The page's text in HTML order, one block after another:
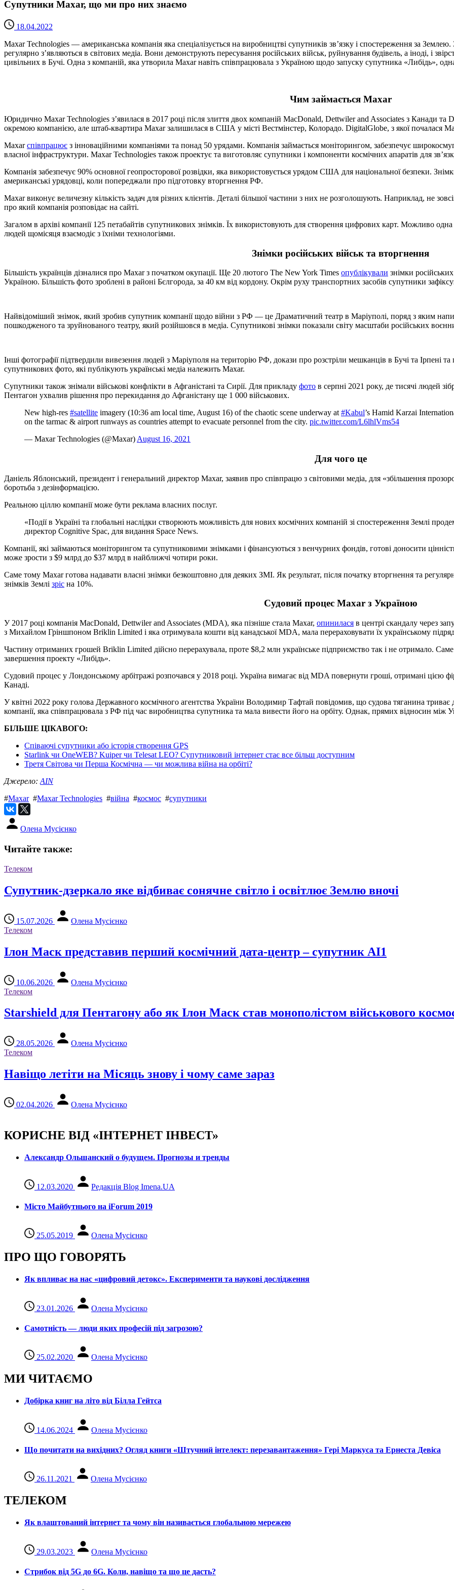
Супутники Maxar, що ми про них знаємо
18.04.2022
Maxar Technologies — американська компанія яка спеціалізується на виробництві супутників зв’язку і спостереження за
регулярно з’являються в світових медіа. Вони демонструють пересування російських військ, руйнування будівель, а іноді, і
цивільних в Бучі. Одна з компаній, яка утворила Maxar навіть співпрацювала з Україною щодо запуску супутника «Либідь»,
Чим займається Maxar
Юридично Maxar Technologies з’явилася в 2017 році після злиття двох компаній MacDonald, Dettwiler and Associates з Канади
окремою компанією, але штаб-квартира Maxar залишилася в США у місті Вестмінстер, Колорадо. DigitalGlobe, з якої почалася
Maxarспівпрацює з інноваційними компаніями та понад 50 урядами. Компанія займається моніторингом, забезпечує
власної інфраструктури. Maxar Technologies також проектує та виготовляє супутники і компоненти космічних апаратів для
Компанія забезпечує 90% основної геопросторової розвідки, яка використовується урядом США для національної безпеки.
американські урядовці, коли попереджали про підготовку вторгнення РФ.
Maxar виконує величезну кількість задач для різних клієнтів. Деталі більшої частини з них не розголошують. Наприклад, не
про який компанія розповідає на сайті.
Загалом в архіві компанії 125 петабайтів супутникових знімків. Їх використовують для створення цифрових карт. Можливо
людей щомісяця взаємодіє з їхніми технологіями.
Знімки російських військ та вторгнення
Більшість українців дізналися про Maxar з початком окупації. Ще 20 лютого The New York Times опублікували знімки
Україною. Більшість фото зроблені в районі Бєлгорода, за 40 км від кордону. Окрім руху транспортних засобів супутники
Найвідоміший знімок, який зробив супутник компанії щодо війни з РФ — це Драматичний театр в Маріуполі, поряд з яким
пошкодженого та зруйнованого театру, який розійшовся в медіа. Супутникові знімки показали світу масштаби російських
Інші фотографії підтвердили вивезення людей з Маріуполя на територію РФ, докази про розстріли мешканців в Бучі та Ірпені
супутникових фото, які публікують українські медіа належить Maxar.
Супутники також знімали військові конфлікти в Афганістані та Сирії. Для прикладу фото в серпні 2021 року, де тисячі людей
Пентагон ухвалив рішення про перекидання до Афганістану ще 1 000 військових.
New high-res #satellite imagery (10:36 am local time, August 16) of the chaotic scene underway at #Kabul’s Hamid Karzai
on the tarmac & airport runways as countries attempt to evacuate personnel from the city. pic.twitter.com/L6lhlVms54
— Maxar Technologies (@Maxar) August 16, 2021
Для чого це
Даніель Яблонський, президент і генеральний директор Maxar, заявив про співпрацю з світовими медіа, для «збільшення
боротьба з дезінформацією.
Реальною ціллю компанії може бути реклама власних послуг.
«Події в Україні та глобальні наслідки створюють можливість для нових космічних компаній зі спостереження Землі
директор Cognitive Spac, для видання Space News.
Компанії, які займаються моніторингом та супутниковими знімками і фінансуються з венчурних фондів, готові доносити
може зрости з $9 млрд до $37 млрд в найближчі чотири роки.
Саме тому Maxar готова надавати власні знімки безкоштовно для деяких ЗМІ. Як результат, після початку вторгнення та
знімків Землі зріс на 10%.
Судовий процес Maxar з Україною
У 2017 році компанія MacDonald, Dettwiler and Associates (MDA), яка пізніше стала Maxar, опинилася в центрі скандалу через
з Михайлом Гріншпоном Briklin Limited і яка отримувала кошти від канадської MDA, мала перераховувати їх українському
Частину отриманих грошей Briklin Limited дійсно перерахувала, проте $8,2 млн українське підприємство так і не отримало. Саме
завершення проекту «Либідь».
Судовий процес у Лондонському арбітражі розпочався у 2018 році. Україна вимагає від MDA повернути гроші, отримані цією
Канаді.
У квітні 2022 року голова Державного космічного агентства України Володимир Тафтай повідомив, що судова тяганина триває
компанії, яка співпрацювала з РФ під час виробництва супутника та мала вивести його на орбіту. Однак, прямих відносин між
БІЛЬШЕ ЦІКАВОГО:
Співаючі супутники або історія створення GPS
Starlink чи OneWEB? Kuiper чи Telesat LEO? Супутниковий інтернет стає все більш доступним
Третя Світова чи Перша Космічна — чи можлива війна на орбіті?
Джерело: AIN
#Maxar#Maxar Technologies #війна #космос #супутники
Олена Мусієнко
Читайте также:
Телеком
Супутник-дзеркало яке відбиває сонячне світло і освітлює Землю вночі
15.07.2026
Олена Мусієнко
Телеком
Ілон Маск представив перший космічний дата-центр – супутник AI1
10.06.2026
Олена Мусієнко
Телеком
Starshield для Пентагону або як Ілон Маск став монополістом військового
28.05.2026
Олена Мусієнко
Телеком
Навіщо летіти на Місяць знову і чому саме зараз
02.04.2026 Олена Мусієнко
КОРИСНЕ ВІД «ІНТЕРНЕТ ІНВЕСТ»
Александр Ольшанский о будущем. Прогнозы и тренды
12.03.2020 Редакція Blog Imena.UA
Місто Майбутнього на iForum 2019
25.05.2019 Олена Мусієнко
ПРО ЩО ГОВОРЯТЬ
Як впливає на нас «цифровий детокс». Експерименти та наукові дослідження
23.01.2026 Олена Мусієнко
Самотність — люди яких професій під загрозою?
25.02.2020 Олена Мусієнко
МИ ЧИТАЄМО
Добірка книг на літо від Білла Гейтса
14.06.2024 Олена Мусієнко
Що почитати на вихідних? Огляд книги «Штучний інтелект: перезавантаження» Гері Маркуса та Ернеста Девіса
26.11.2021 Олена Мусієнко
ТЕЛЕКОМ
Як влаштований інтернет та чому він називається глобальною мережею
29.03.2023 Олена Мусієнко
Стрибок від 5G до 6G. Коли, навіщо та що це даcть?